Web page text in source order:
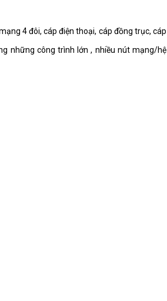
4 đôi, cáp điện thoại, cáp đồng trục, cáp
những công trình lớn , nhiều nút mạng/hệ